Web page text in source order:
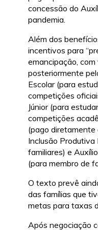
concessão do
pandemia.
Além dos
incentivos para
emancipação,
posteriormente
Escolar (para
competições
Júnior (para
competições
(pago diretamente
Inclusão Produtiva
familiares) e
(para membro de
O texto prevê
das famílias que
metas para taxas
Após negociação